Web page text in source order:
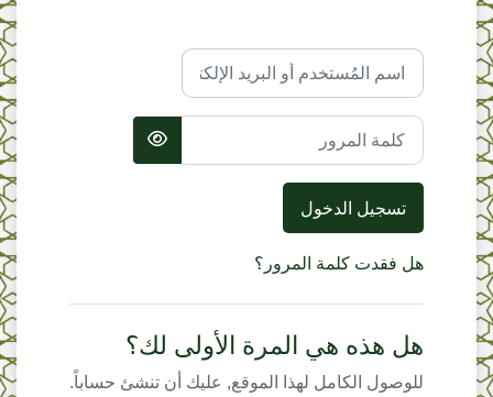
تخطى لتنشيء حسابًا جديدًا
اسم المُستخدم أو البريد الإلكتروني
كلمة المرور
تسجيل الدخول
هل فقدت كلمة المرور؟
هل هذه هي المرة الأولى لك؟
للوصول الكامل لهذا الموقع, عليك أن تنشئ حساباً.